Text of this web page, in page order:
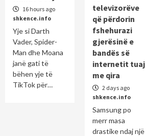
16 hours ago
shkence.info
Yje si Darth
Vader, Spider-
Man dhe Moana
janë gati të
bëhen yje të
TikTok për…
televizorëve
që përdorin
fshehurazi
gjerësinë e
bandës së
internetit tuaj
me qira
2 days ago
shkence.info
Samsung po
merr masa
drastike ndaj një